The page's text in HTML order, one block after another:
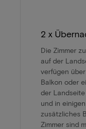
2 x
Die Zimmer
auf der
verfügen
Balkon oder
der Landseite
und in
zusätzliches
Zimmer sind